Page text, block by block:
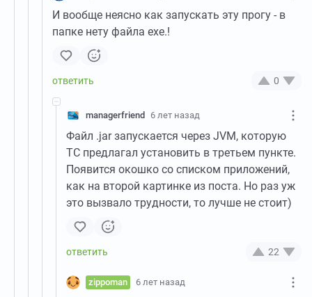
И вообще неясно как запускать эту прогу - в
папке нету файла exe.!
0
managerfriend 6 лет назад
Файл .jar запускается через JVM, которую
ТС предлагал установить в третьем пункте.
Появится окошко со списком приложений,
как на второй картинке из поста. Но раз уж
это вызвало трудности, то лучше не стоит)
22
zippoman 6 лет назад